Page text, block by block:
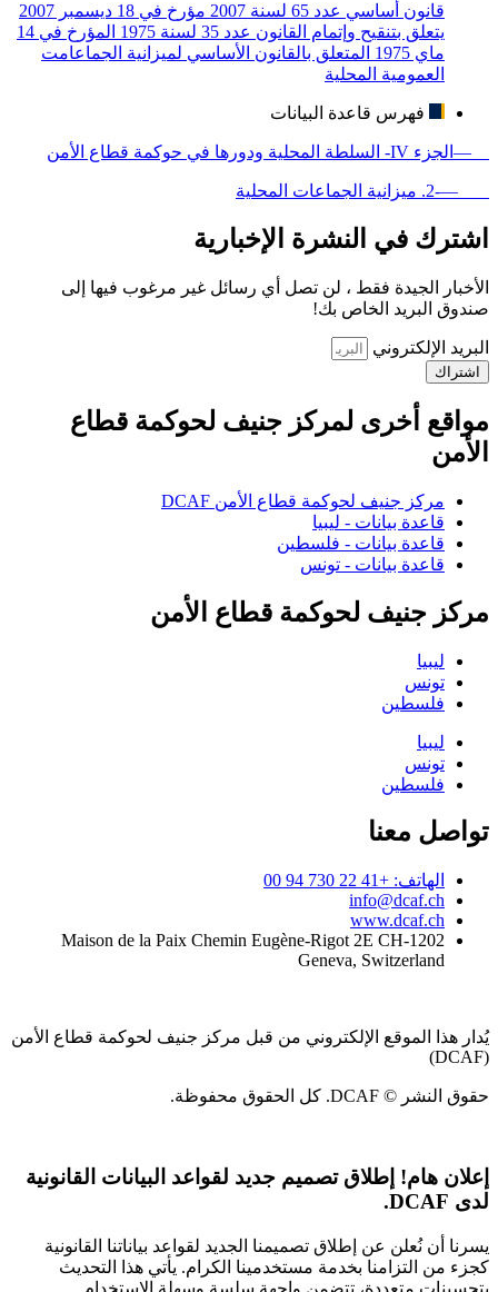
قانون أساسي عدد 65 لسنة 2007 مؤرخ في 18 ديسمبر 2007
يتعلق بتنقيح وإتمام القانون عدد 35 لسنة 1975 المؤرخ في 14
ماي 1975 المتعلق بالقانون الأساسي لميزانية الجماعامت
العمومية المحلية
فهرس قاعدة البيانات
—الجزء IV- السلطة المحلية ودورها في حوكمة قطاع الأمن
—-2. ميزانية الجماعات المحلية
اشترك في النشرة الإخبارية
الأخبار الجيدة فقط ، لن تصل أي رسائل غير مرغوب فيها إلى
صندوق البريد الخاص بك!
البريد الإلكتروني
اشتراك
مواقع أخرى لمركز جنيف لحوكمة قطاع
الأمن
مركز جنيف لحوكمة قطاع الأمن DCAF
قاعدة بيانات - ليبيا
قاعدة بيانات - فلسطين
قاعدة بيانات - تونس
مركز جنيف لحوكمة قطاع الأمن
ليبيا
تونس
فلسطين
ليبيا
تونس
فلسطين
تواصل معنا
الهاتف: +41 22 730 94 00
info@dcaf.ch
www.dcaf.ch
Maison de la Paix Chemin Eugène-Rigot 2E CH-1202
Geneva, Switzerland
يُدار هذا الموقع الإلكتروني من قبل مركز جنيف لحوكمة قطاع الأمن
(DCAF)
حقوق النشر © DCAF. كل الحقوق محفوظة.
إعلان هام! إطلاق تصميم جديد لقواعد البيانات القانونية
لدى DCAF.
يسرنا أن نُعلن عن إطلاق تصميمنا الجديد لقواعد بياناتنا القانونية
كجزء من التزامنا بخدمة مستخدمينا الكرام. يأتي هذا التحديث
بتحسينات متعددة، تتضمن واجهة سلسة وسهلة الاستخدام